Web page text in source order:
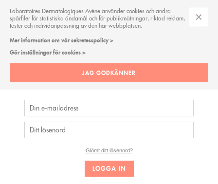
Laboratoires Dermatologiques Avène använder cookies och andra
spårfiler för statistiska ändamål och för publikmätningar, riktad reklam,
tester och individanpassning av den här webbplatsen.
Mer information om vår sekretesspolicy >
Gör inställningar för cookies >
JAG GODKÄNNER
LOGGA IN
Glömt ditt lösenord?